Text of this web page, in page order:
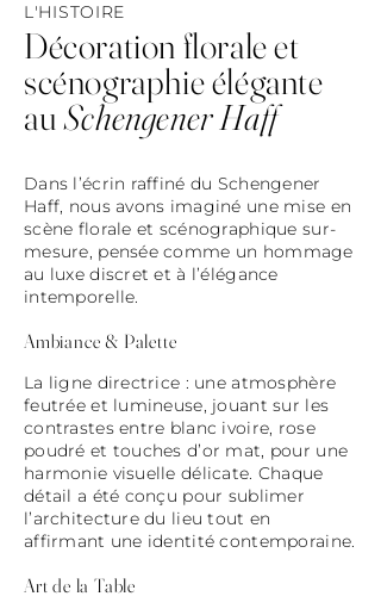
L'HISTOIRE
Décoration florale et
scénographie élégante
auSchengener Haff
Dans l’écrin raffiné du Schengener
Haff, nous avons imaginé une mise en
scène florale et scénographique sur-
mesure, pensée comme un hommage
au luxe discret et à l’élégance
intemporelle.
Ambiance & Palette
La ligne directrice : une atmosphère
feutrée et lumineuse, jouant sur les
contrastes entre blanc ivoire, rose
poudré et touches d’or mat, pour une
harmonie visuelle délicate. Chaque
détail a été conçu pour sublimer
l’architecture du lieu tout en
affirmant une identité contemporaine.
Art de la Table